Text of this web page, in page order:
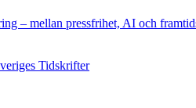
– mellan pressfrihet, AI och
Tidskrifter